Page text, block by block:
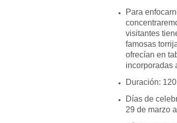
Para
visitantes
famosas
ofrecían en
incorporadas
Duración:
Días de
29 de marzo